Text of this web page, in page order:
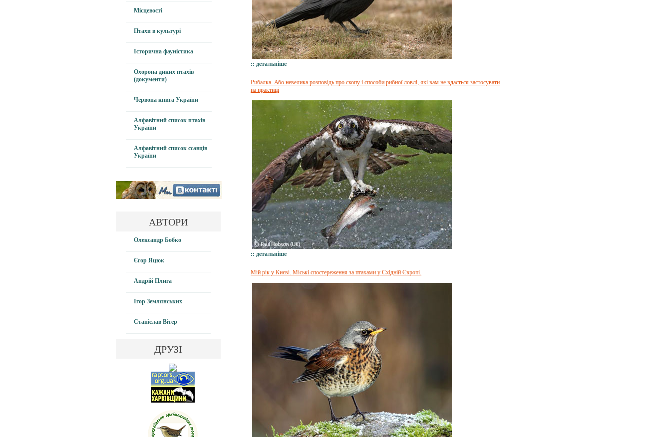
Місцевості
Птахи в культурі
Історична фауністика
Охорона диких птахів
(документи)
Червона книга України
Алфавітний список птахів
України
Алфавітний список ссавців
України
АВТОРИ
Олександр Бобко
Єгор Яцюк
Андрій Плига
Ігор Землянських
Станіслав Вітер
ДРУЗІ
:: детальніше
Рибалка. Або невелика розповідь про скопу і способи рибної ловлі, які вам не вдасться застосувати
на практиці
:: детальніше
Мій рік у Києві. Міські спостереження за птахами у Східній Європі.